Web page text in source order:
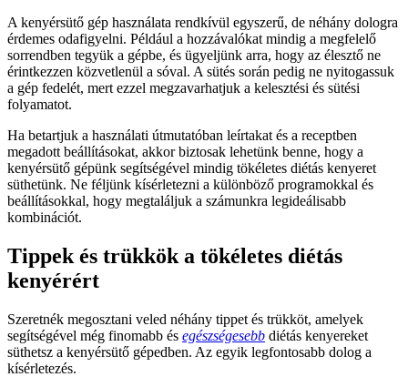
A kenyérsütő gép használata rendkívül egyszerű, de néhány dologra
érdemes odafigyelni. Például a hozzávalókat mindig a megfelelő
sorrendben tegyük a gépbe, és ügyeljünk arra, hogy az élesztő ne
érintkezzen közvetlenül a sóval. A sütés során pedig ne nyitogassuk
a gép fedelét, mert ezzel megzavarhatjuk a kelesztési és sütési
folyamatot.
Ha betartjuk a használati útmutatóban leírtakat és a receptben
megadott beállításokat, akkor biztosak lehetünk benne, hogy a
kenyérsütő gépünk segítségével mindig tökéletes diétás kenyeret
süthetünk. Ne féljünk kísérletezni a különböző programokkal és
beállításokkal, hogy megtaláljuk a számunkra legideálisabb
kombinációt.
Tippek és trükkök a tökéletes diétás
kenyérért
Szeretnék megosztani veled néhány tippet és trükköt, amelyek
segítségével még finomabb és egészségesebb diétás kenyereket
süthetsz a kenyérsütő gépedben. Az egyik legfontosabb dolog a
kísérletezés.